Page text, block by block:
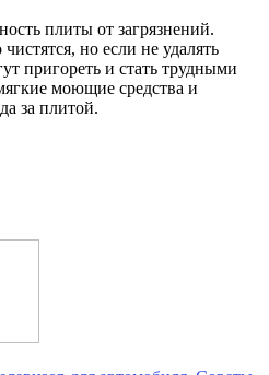
плиты от загрязнений.
но если не удалять
пригореть и стать трудными
моющие средства и
за плитой.